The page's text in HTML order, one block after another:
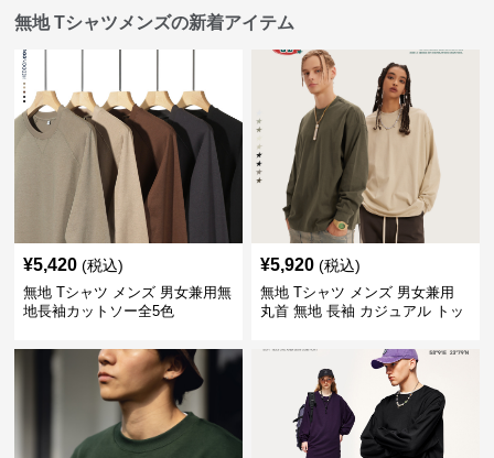
無地 Tシャツメンズの新着アイテム
¥5,420 (税込)
無地 Tシャツ メンズ 男女兼用無
地長袖カットソー全5色
¥5,920 (税込)
無地 Tシャツ メンズ 男女兼用
丸首 無地 長袖 カジュアル トッ